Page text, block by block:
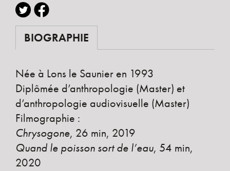
BIOGRAPHIE
Née à Lons le Saunier en 1993
Diplômée d’anthropologie (Master) et
d’anthropologie audiovisuelle (Master)
Filmographie :
Chrysogone, 26 min, 2019
Quand le poisson sort de l’eau, 54 min,
2020